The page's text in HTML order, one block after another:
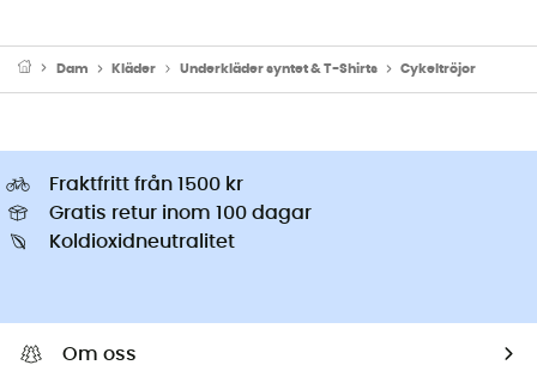
Dam Kläder Underkläder syntet & T-Shirts Cykeltröjor
Fraktfritt från 1500 kr
Gratis retur inom 100 dagar
Koldioxidneutralitet
Om oss